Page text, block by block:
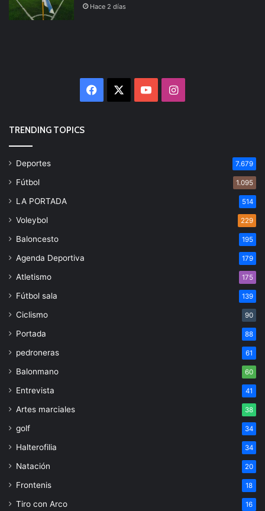
Hace 2 días
Facebook YouTubeInstagram
TRENDING TOPICS
Deportes 7.679
Fútbol 1.095
LA PORTADA 514
Voleybol 229
Baloncesto 195
Agenda Deportiva 179
Atletismo 175
Fútbol sala 139
Ciclismo 90
Portada 88
pedroneras 61
Balonmano 60
Entrevista 41
Artes marciales 38
golf 34
Halterofilia 34
Natación 20
Frontenis 18
Tiro con Arco 16